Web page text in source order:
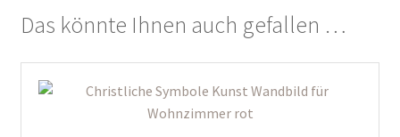
Das könnte Ihnen auch gefallen …